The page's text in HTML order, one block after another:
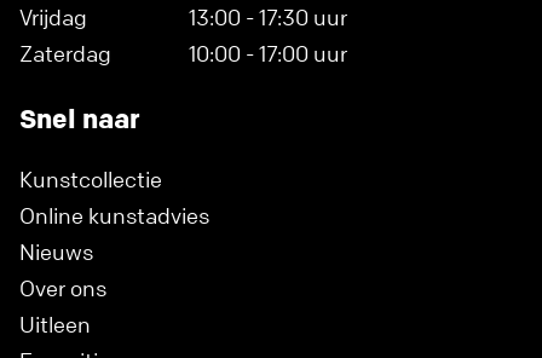
Vrijdag
13:00 - 17:30 uur
Zaterdag
10:00 - 17:00 uur
Snel naar
Kunstcollectie
Online kunstadvies
Nieuws
Over ons
Uitleen